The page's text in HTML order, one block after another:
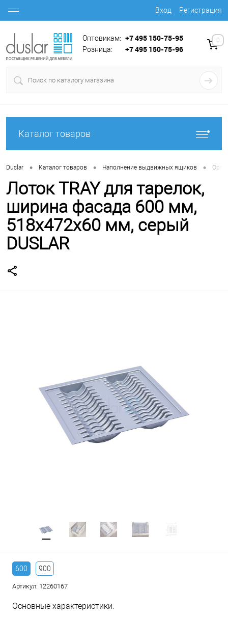
Вход Регистрация
Оптовикам: +7 495 150-75-95
Розница: +7 495 150-75-96
0
Каталог товаров
Duslar • Каталог товаров • Наполнение выдвижных ящиков •
Лоток TRAY для тарелок,
ширина фасада 600 мм,
518х472х60 мм, серый
DUSLAR
600 900
Артикул: 12260167
Основные характеристики: